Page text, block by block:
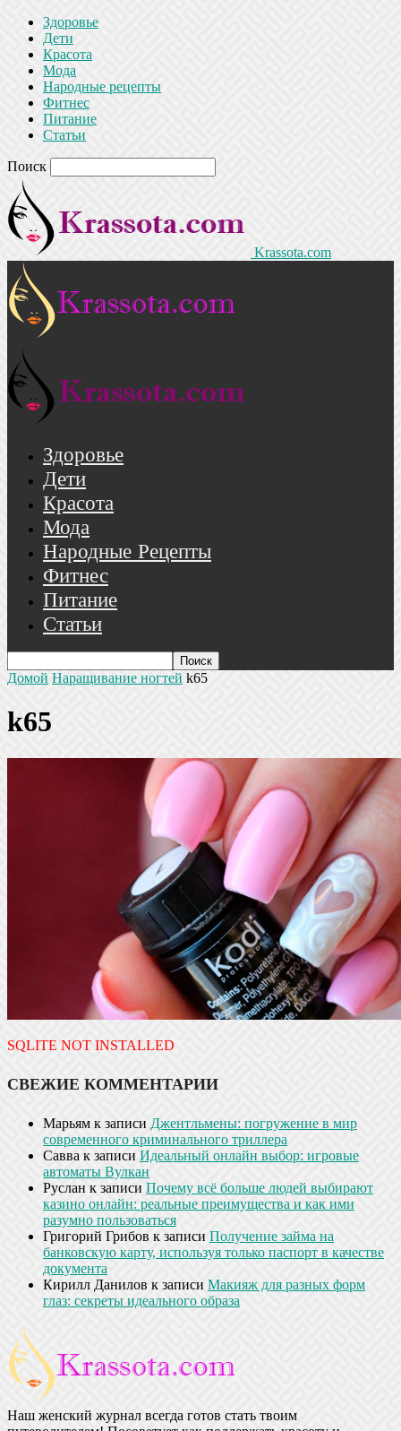
Здоровье
Дети
Красота
Мода
Народные рецепты
Фитнес
Питание
Статьи
Поиск
Krassota.com
Здоровье
Дети
Красота
Мода
Народные Рецепты
Фитнес
Питание
Статьи
Домой Наращивание ногтей k65
k65
SQLITE NOT INSTALLED
СВЕЖИЕ КОММЕНТАРИИ
Марьям к записи Джентльмены: погружение в мир
современного криминального триллера
Савва к записи Идеальный онлайн выбор: игровые
автоматы Вулкан
Руслан к записи Почему всё больше людей выбирают
казино онлайн: реальные преимущества и как ими
разумно пользоваться
Григорий Грибов к записи Получение займа на
банковскую карту, используя только паспорт в качестве
документа
Кирилл Данилов к записи Макияж для разных форм
глаз: секреты идеального образа
Наш женский журнал всегда готов стать твоим